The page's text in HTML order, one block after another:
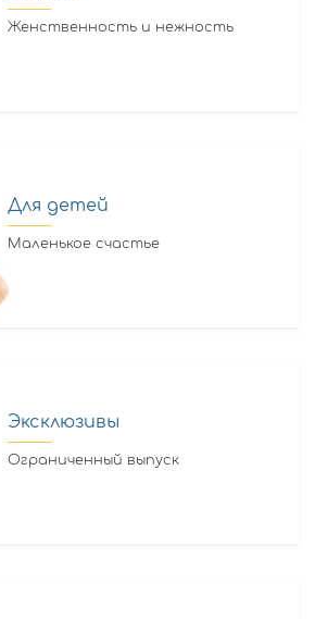
Женственность и нежность
Для детей
Маленькое счастье
Эксклюзивы
Ограниченный выпуск